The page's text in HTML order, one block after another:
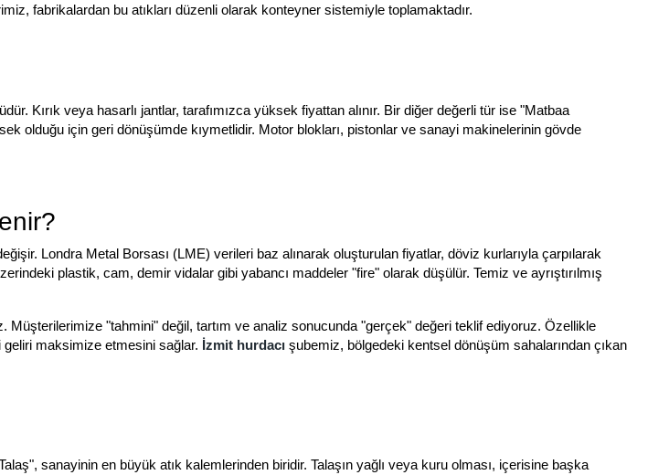
fabrikalardan bu atıkları düzenli olarak konteyner sistemiyle toplamaktadır.
Kırık veya hasarlı jantlar, tarafımızca yüksek fiyattan alınır. Bir diğer değerli tür ise "Matbaa
olduğu için geri dönüşümde kıymetlidir. Motor blokları, pistonlar ve sanayi makinelerinin gövde
Londra Metal Borsası (LME) verileri baz alınarak oluşturulan fiyatlar, döviz kurlarıyla çarpılarak
plastik, cam, demir vidalar gibi yabancı maddeler "fire" olarak düşülür. Temiz ve ayrıştırılmış
Müşterilerimize "tahmini" değil, tartım ve analiz sonucunda "gerçek" değeri teklif ediyoruz. Özellikle
geliri maksimize etmesini sağlar. İzmit hurdacı şubemiz, bölgedeki kentsel dönüşüm sahalarından çıkan
sanayinin en büyük atık kalemlerinden biridir. Talaşın yağlı veya kuru olması, içerisine başka